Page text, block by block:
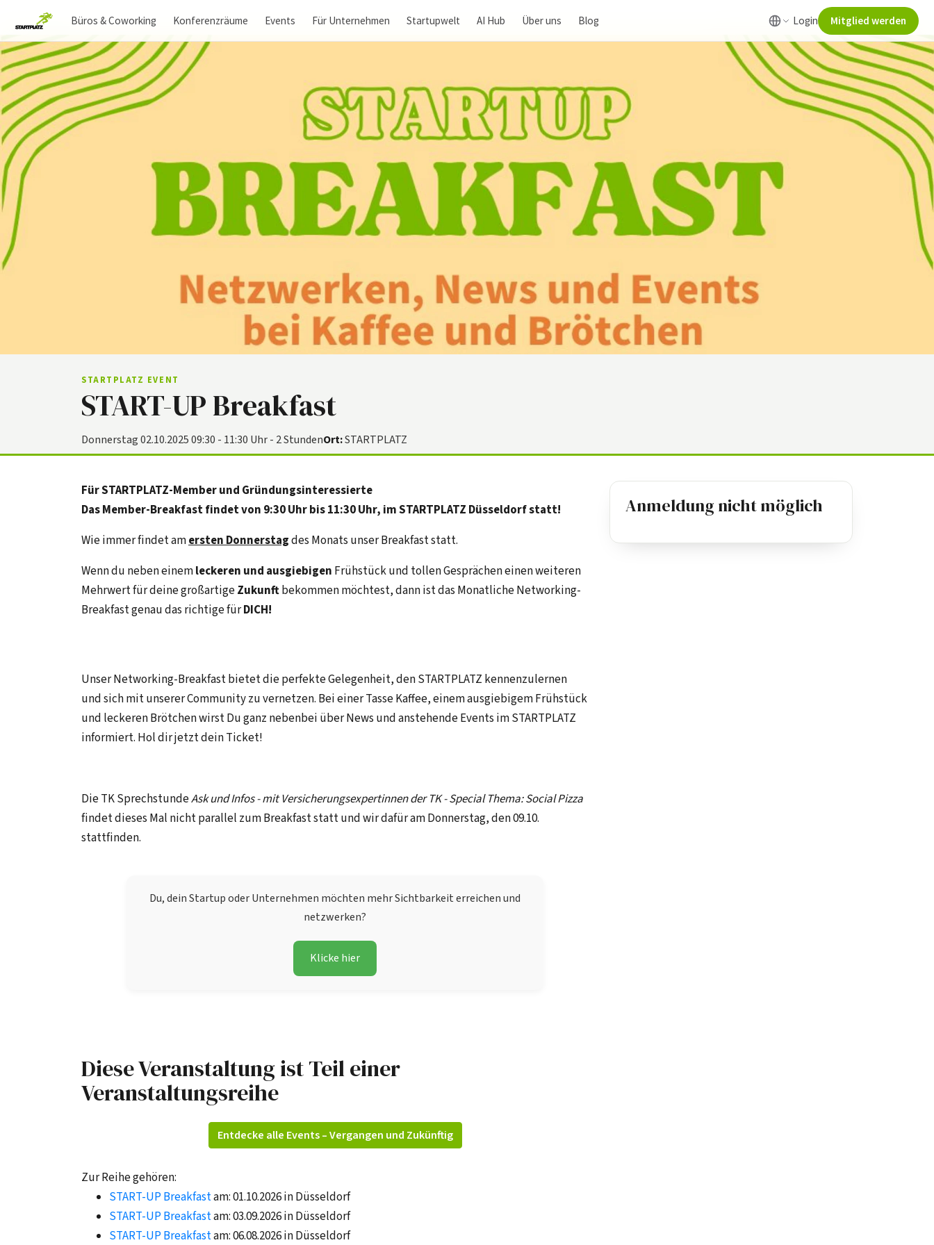
Büros & Coworking Konferenzräume Events Für Unternehmen Startupwelt AI Hub Über uns Blog Login Mitglied werden
STARTPLATZ EVENT
START-UP Breakfast
Donnerstag 02.10.2025 09:30 - 11:30 Uhr - 2 StundenOrt:STARTPLATZ
Für STARTPLATZ-Member und Gründungsinteressierte
Das Member-Breakfast findet von 9:30 Uhr bis 11:30 Uhr, im STARTPLATZ Düsseldorf statt!
Wie immer findet amersten Donnerstagdes Monats unser Breakfast statt.
Wenn du neben einemleckeren und ausgiebigen Frühstück und tollen Gesprächen einen weiteren
Mehrwert für deine großartigeZukunftbekommen möchtest, dann ist das Monatliche Networking-
Breakfast genau das richtige fürDICH!
Unser Networking-Breakfast bietet die perfekte Gelegenheit, den STARTPLATZ kennenzulernen
und sich mit unserer Community zu vernetzen. Bei einer Tasse Kaffee, einem ausgiebigem Frühstück
und leckeren Brötchen wirst Du ganz nebenbei über News und anstehende Events im STARTPLATZ
informiert. Hol dir jetzt dein Ticket!
Die TK SprechstundeAsk und Infos - mit Versicherungsexpertinnen der TK - Special Thema: Social Pizza
findet dieses Mal nicht parallel zum Breakfast statt und wir dafür am Donnerstag, den 09.10.
stattfinden.
Du, dein Startup oder Unternehmen möchten mehr Sichtbarkeit erreichen und
netzwerken?
Klicke hier
Diese Veranstaltung ist Teil einer
Veranstaltungsreihe
Entdecke alle Events – Vergangen und Zukünftig
Zur Reihe gehören:
START-UP Breakfastam: 01.10.2026 in Düsseldorf
START-UP Breakfastam: 03.09.2026 in Düsseldorf
START-UP Breakfastam: 06.08.2026 in Düsseldorf
Anmeldung nicht möglich